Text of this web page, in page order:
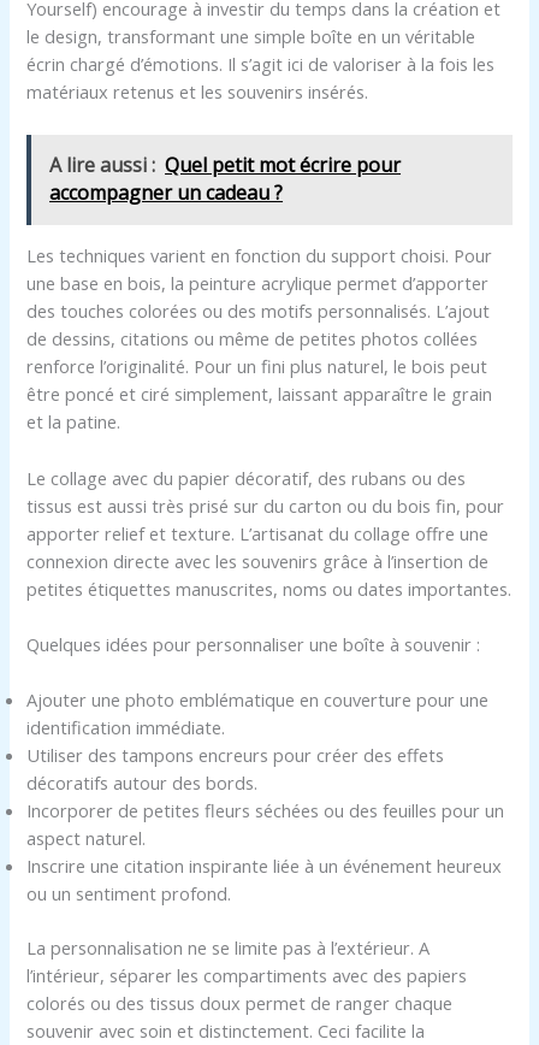
Yourself) encourage à investir du temps dans la création et
le design, transformant une simple boîte en un véritable
écrin chargé d’émotions. Il s’agit ici de valoriser à la fois les
matériaux retenus et les souvenirs insérés.
A lire aussi : Quel petit mot écrire pour
accompagner un cadeau ?
Les techniques varient en fonction du support choisi. Pour
une base en bois, la peinture acrylique permet d’apporter
des touches colorées ou des motifs personnalisés. L’ajout
de dessins, citations ou même de petites photos collées
renforce l’originalité. Pour un fini plus naturel, le bois peut
être poncé et ciré simplement, laissant apparaître le grain
et la patine.
Le collage avec du papier décoratif, des rubans ou des
tissus est aussi très prisé sur du carton ou du bois fin, pour
apporter relief et texture. L’artisanat du collage offre une
connexion directe avec les souvenirs grâce à l’insertion de
petites étiquettes manuscrites, noms ou dates importantes.
Quelques idées pour personnaliser une boîte à souvenir :
Ajouter une photo emblématique en couverture pour une
identification immédiate.
Utiliser des tampons encreurs pour créer des effets
décoratifs autour des bords.
Incorporer de petites fleurs séchées ou des feuilles pour un
aspect naturel.
Inscrire une citation inspirante liée à un événement heureux
ou un sentiment profond.
La personnalisation ne se limite pas à l’extérieur. A
l’intérieur, séparer les compartiments avec des papiers
colorés ou des tissus doux permet de ranger chaque
souvenir avec soin et distinctement. Ceci facilite la